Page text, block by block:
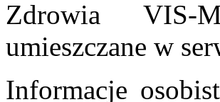
Zdrowia VIS-
umieszczane w
Informacje